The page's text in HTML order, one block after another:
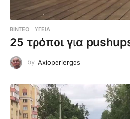
ΒΊΝΤΕΟ ΥΓΕΊΑ
25 τρόποι για
by Axioperiergos